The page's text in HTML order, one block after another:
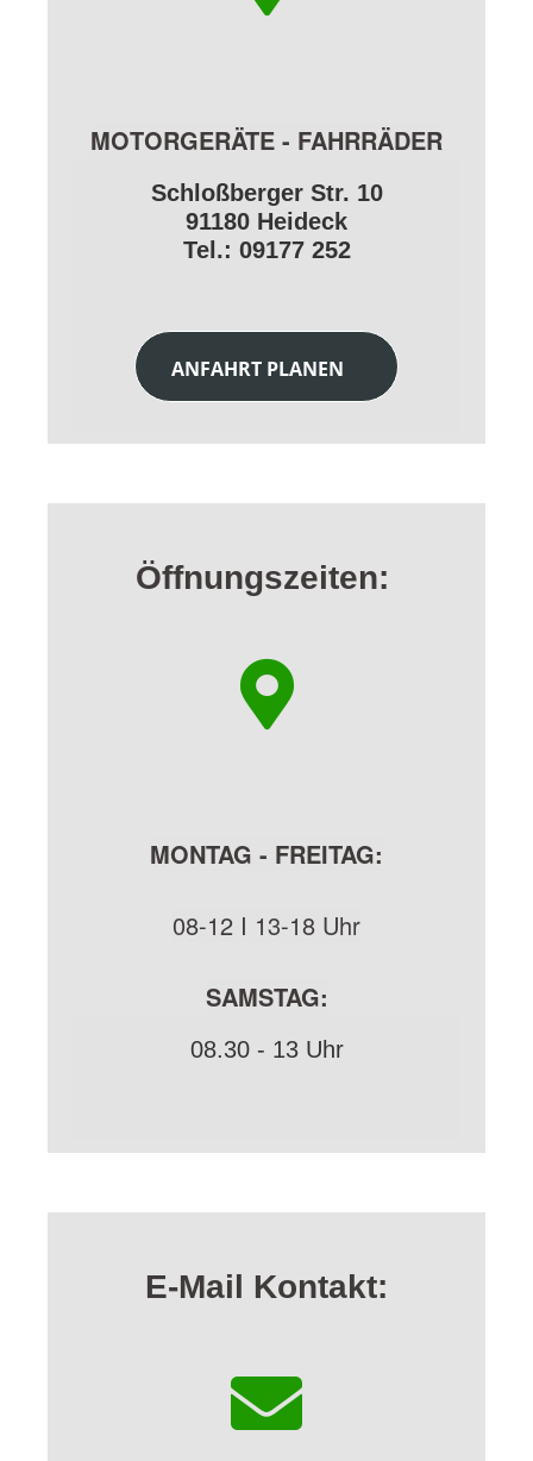
MOTORGERÄTE - FAHRRÄDER
Schloßberger Str. 10
91180 Heideck
Tel.: 09177 252
ANFAHRT PLANEN
Öffnungszeiten:
MONTAG - FREITAG:
08-12 I 13-18 Uhr
SAMSTAG:
08.30 - 13 Uhr
E-Mail Kontakt: